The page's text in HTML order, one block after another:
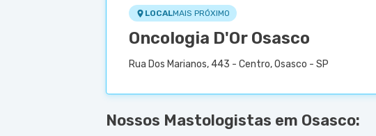
LOCALMAIS PRÓXIMO
Oncologia D'Or Osasco
Rua Dos Marianos, 443 - Centro, Osasco - SP
Nossos Mastologistas em Osasco: